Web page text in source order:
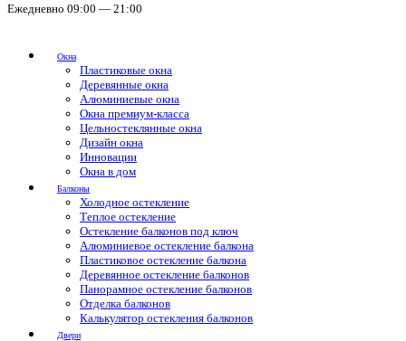
Ежедневно 09:00 — 21:00
Окна
Пластиковые окна
Деревянные окна
Алюминиевые окна
Окна премиум-класса
Цельностеклянные окна
Дизайн окна
Инновации
Окна в дом
Балконы
Холодное остекление
Теплое остекление
Остекление балконов под ключ
Алюминиевое остекление балкона
Пластиковое остекление балкона
Деревянное остекление балконов
Панорамное остекление балконов
Отделка балконов
Калькулятор остекления балконов
Двери